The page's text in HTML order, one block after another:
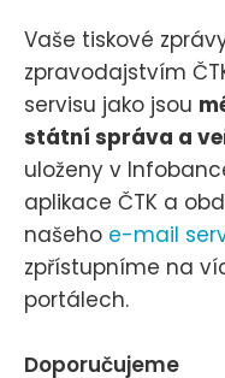
Vaše tiskové
zpravodajstvím
servisu jako jsou
státní správa a
uloženy v
aplikace ČTK a
našeho e-mail
zpřístupníme na
portálech.
Doporučujeme